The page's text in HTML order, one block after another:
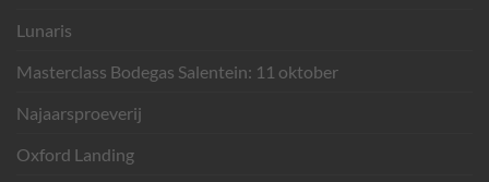
Lunaris
Masterclass Bodegas Salentein: 11 oktober
Najaarsproeverij
Oxford Landing